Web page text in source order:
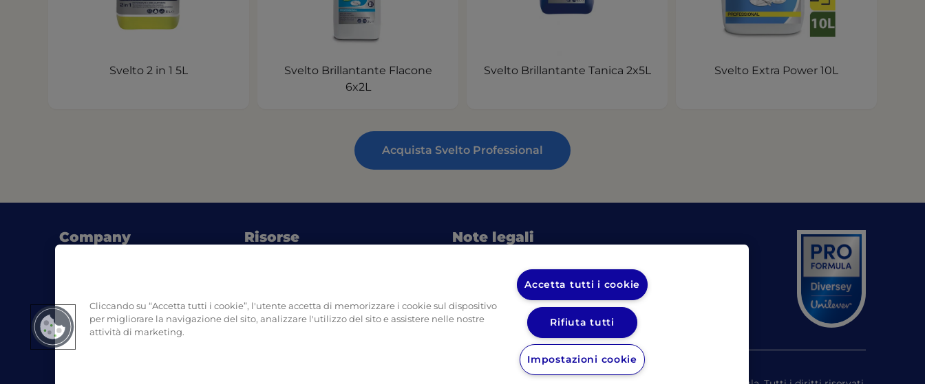
Svelto 2 in 1 5L
Svelto Brillantante Flacone
6x2L
Svelto Brillantante Tanica 2x5L Svelto Extra Power 10L
Acquista Svelto Professional
Company Risorse
Smaltimento imballi(opens in a new tab)
Note legali
Informativa sulla privacy Diversy (opens in a new tab)
Cliccando su “Accetta tutti i cookie”, l'utente accetta di memorizzare i cookie sul dispositivo
per migliorare la navigazione del sito, analizzare l'utilizzo del sito e assistere nelle nostre
attività di marketing.
Accetta tutti i cookie
Rifiuta tutti
Impostazioni cookie